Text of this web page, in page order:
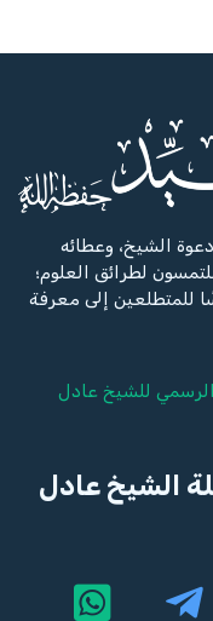
الشيخ، وعطائه
لطرائق العلوم؛
للمتطلعين إلى معرفة
عادل
الشيخ عادل